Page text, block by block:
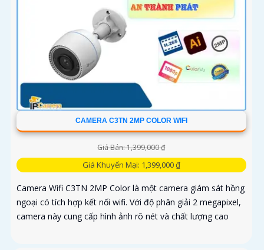
CAMERA C3TN 2MP COLOR WIFI
Giá Bán: 1,399,000 ₫
Giá Khuyến Mại: 1,399,000 ₫
Camera Wifi C3TN 2MP Color là một camera giám sát hồng
ngoại có tích hợp kết nối wifi. Với độ phân giải 2 megapixel,
camera này cung cấp hình ảnh rõ nét và chất lượng cao